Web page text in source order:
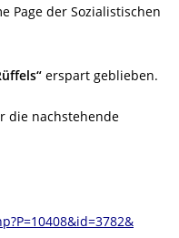
Page der Sozialistischen
erspart geblieben.
die nachstehende